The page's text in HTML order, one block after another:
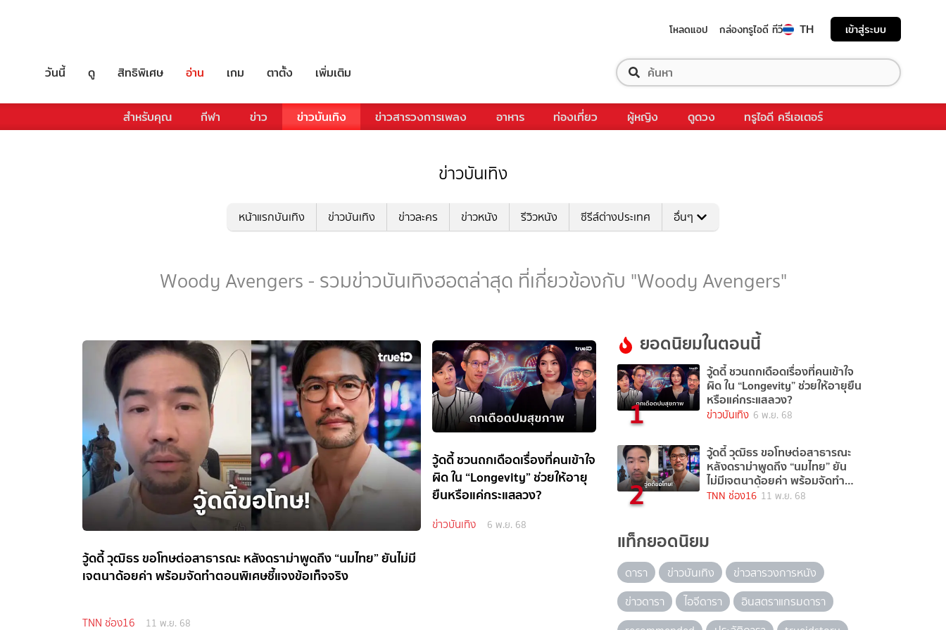
โหลดแอป กล่องทรูไอดี ทีวี TH เข้าสู่ระบบ
วันนี้ ดู สิทธิพิเศษ อ่าน เกม ตาตั้ง เพิ่มเติม
สำหรับคุณ กีฬา ข่าว ข่าวบันเทิง ข่าวสารวงการเพลง อาหาร ท่องเที่ยว ผู้หญิง ดูดวง ทรูไอดี ครีเอเตอร์
ข่าวบันเทิง
หน้าแรกบันเทิง ข่าวบันเทิง ข่าวละคร ข่าวหนัง รีวิวหนัง ซีรีส์ต่างประเทศ อื่นๆ
Woody Avengers - รวมข่าวบันเทิงฮอตล่าสุด ที่เกี่ยวข้องกับ "Woody Avengers"
วู้ดดี้ วุฒิธร ขอโทษต่อสาธารณะ หลังดราม่าพูดถึง “นมไทย” ยันไม่มี
เจตนาด้อยค่า พร้อมจัดทำตอนพิเศษชี้แจงข้อเท็จจริง
TNN ช่อง16 11 พ.ย. 68
วู้ดดี้ ชวนถกเดือดเรื่องที่คนเข้าใจ
ผิด ใน “Longevity” ช่วยให้อายุ
ยืนหรือแค่กระแสลวง?
ข่าวบันเทิง 6 พ.ย. 68
ยอดนิยมในตอนนี้
1
วู้ดดี้ ชวนถกเดือดเรื่องที่คนเข้าใจ
ผิด ใน “Longevity” ช่วยให้อายุยืน
หรือแค่กระแสลวง?
ข่าวบันเทิง 6 พ.ย. 68
2
วู้ดดี้ วุฒิธร ขอโทษต่อสาธารณะ
หลังดราม่าพูดถึง “นมไทย” ยัน
ไม่มีเจตนาด้อยค่า พร้อมจัดทำ
ตอนพิเศษชี้แจงข้อเท็จจริง
TNN ช่อง16 11 พ.ย. 68
แท็กยอดนิยม
ดารา ข่าวบันเทิง
ข่าวสารวงการหนัง
ข่าวดารา
ไอจีดารา
อินสตราแกรมดารา